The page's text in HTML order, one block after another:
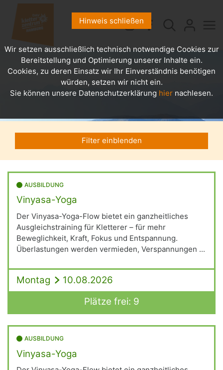
Filter einblenden
AUSBILDUNG
Vinyasa-Yoga
Der Vinyasa-Yoga-Flow bietet ein ganzheitliches
Ausgleichstraining für Kletterer – für mehr
Beweglichkeit, Kraft, Fokus und Entspannung.
Überlastungen werden vermieden, Verspannungen ...
Montag
10.08.2026
Plätze frei: 9
AUSBILDUNG
Vinyasa-Yoga
Hinweis schließen
Wir setzen ausschließlich technisch notwendige Cookies zur
Bereitstellung und Optimierung unserer Inhalte ein.
Cookies, zu deren Einsatz wir Ihr Einverständnis benötigen
würden, setzen wir nicht ein.
Sie können unsere Datenschutzerklärung hier nachlesen.